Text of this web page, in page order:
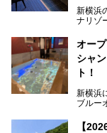
新横浜
ナリゾ
す。サ
ペース
常の疲
は必見
オー
シャ
ト！
新横浜
ブルー
的な“
【